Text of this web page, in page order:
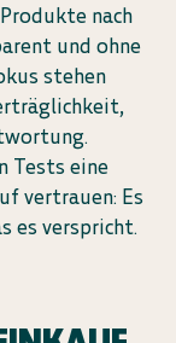
nach
und ohne
stehen
Tests eine
vertrauen: Es
es verspricht.